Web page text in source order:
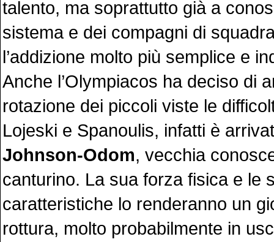
talento, ma soprattutto già a
sistema e dei compagni di
l’addizione molto più semplice e
Anche l’Olympiacos ha deciso di
rotazione dei piccoli viste le
Lojeski e Spanoulis, infatti è
Johnson-Odom, vecchia
canturino. La sua forza fisica e le
caratteristiche lo renderanno un
rottura, molto probabilmente in